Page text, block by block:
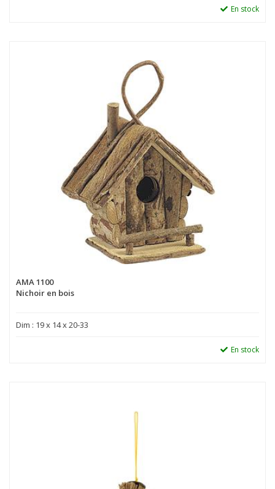
En stock
AMA 1100
Nichoir en bois
Dim : 19 x 14 x 20-33
En stock